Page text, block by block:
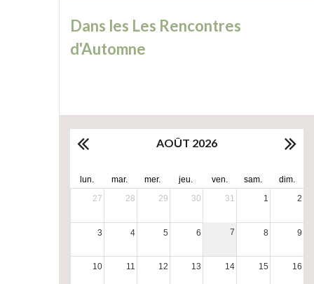
Dans les Les Rencontres
d'Automne
AOÛT 2026
lun. mar. mer. jeu. ven. sam.
dim.
27
28 29 30 31 1 2
3 4 5 6 7 8 9
10 11 12 13 14 15 16